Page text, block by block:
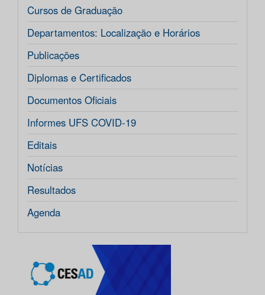
Cursos de Graduação
Departamentos: Localização e Horários
Publicações
Diplomas e Certificados
Documentos Oficiais
Informes UFS COVID-19
Editais
Notícias
Resultados
Agenda